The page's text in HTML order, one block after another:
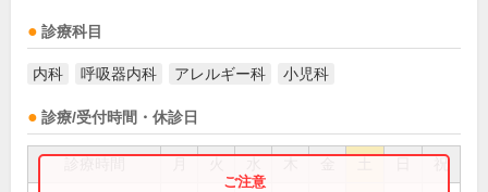
診療科目
内科 呼吸器内科 アレルギー科 小児科
診療/受付時間・休診日
祝